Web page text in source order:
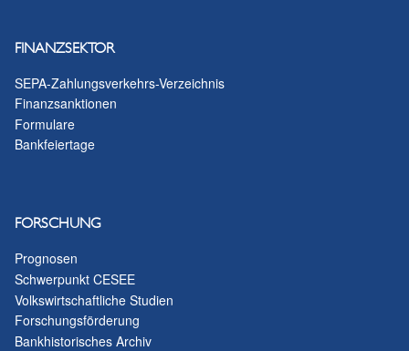
FINANZSEKTOR
SEPA-Zahlungsverkehrs-Verzeichnis
Finanzsanktionen
Formulare
Bankfeiertage
FORSCHUNG
Prognosen
Schwerpunkt CESEE
Volkswirtschaftliche Studien
Forschungsförderung
Bankhistorisches Archiv